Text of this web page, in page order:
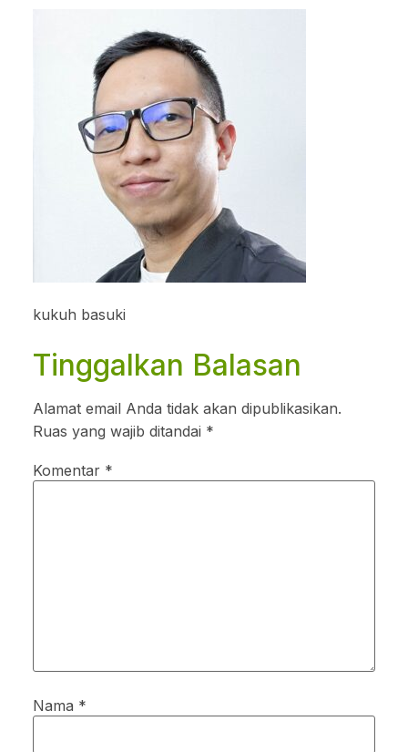
kukuh basuki
Tinggalkan Balasan
Alamat email Anda tidak akan dipublikasikan.
Ruas yang wajib ditandai *
Komentar *
Nama *